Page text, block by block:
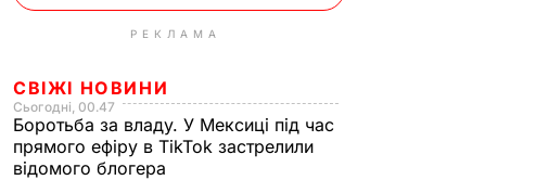
РЕКЛАМА
СВІЖІ НОВИНИ
Сьогодні, 00.47
Боротьба за владу. У Мексиці під час
прямого ефіру в TikTok застрелили
відомого блогера